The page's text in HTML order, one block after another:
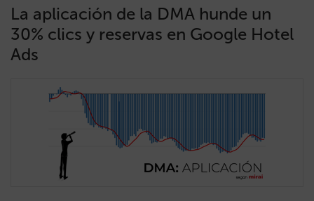
La aplicación de la DMA hunde un
30% clics y reservas en Google Hotel
Ads